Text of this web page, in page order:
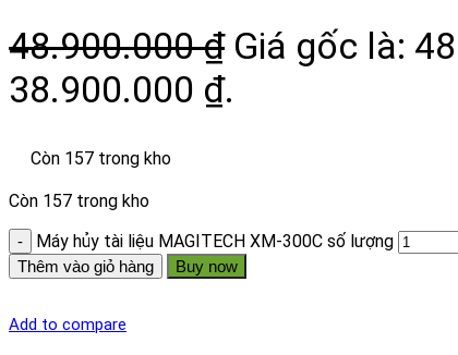
48.900.000₫ Giá gốc là:
38.900.000 ₫.
Còn 157 trong kho
Còn 157 trong kho
Máy hủy tài liệu MAGITECH XM-300C số lượng
Thêm vào giỏ hàng Buy now
Add to compare